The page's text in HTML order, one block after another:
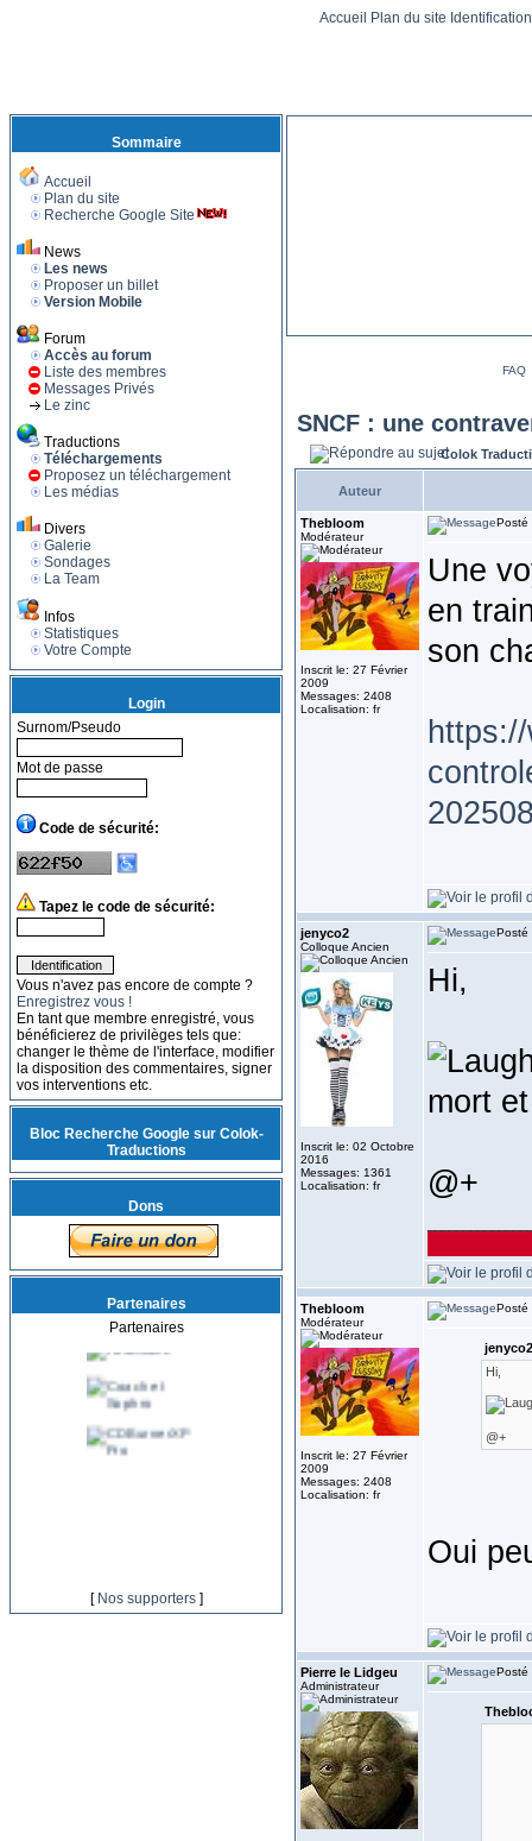
Accueil Plan du site
Sommaire
Accueil
Plan du site
Recherche Google Site
News
Les news
Proposer un billet
Version Mobile
Forum
Accès au forum
Liste des membres
Messages Privés
Le zinc
Traductions
Téléchargements
Proposez un téléchargement
Les médias
Divers
Galerie
Sondages
La Team
Infos
Statistiques
Votre Compte
Login
Surnom/Pseudo
Mot de passe
Code de sécurité:
Tapez le code de sécurité:
Vous n'avez pas encore de compte ?
Enregistrez vous !
En tant que membre enregistré, vous
bénéficierez de privilèges tels que:
changer le thème de l'interface, modifier
la disposition des commentaires, signer
vos interventions etc.
Bloc Recherche Google sur Colok-
Traductions
Dons
Partenaires
Partenaires
[ Nos supporters]
FAQ
SNCF : une
Colok
Auteur
Thebloom
Modérateur
Inscrit le: 27 Février
2009
Messages: 2408
Localisation: fr
Posté
Une
en
son
jenyco2
Colloque Ancien
Inscrit le: 02 Octobre
2016
Messages: 1361
Localisation: fr
Posté
Hi,
mort
@+
Thebloom
Modérateur
Inscrit le: 27 Février
2009
Messages: 2408
Localisation: fr
Posté
Hi,
@+
Oui
Pierre le Lidgeu
Administrateur
Posté